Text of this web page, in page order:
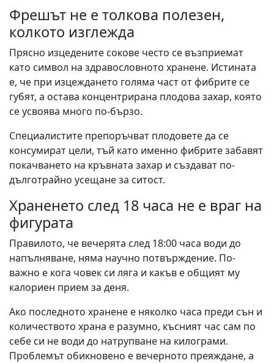
Фрешът не е толкова полезен,
колкото изглежда
Прясно изцедените сокове често се възприемат
като символ на здравословното хранене. Истината
е, че при изцеждането голяма част от фибрите се
губят, а остава концентрирана плодова захар, която
се усвоява много по-бързо.
Специалистите препоръчват плодовете да се
консумират цели, тъй като именно фибрите забавят
покачването на кръвната захар и създават по-
дълготрайно усещане за ситост.
Храненето след 18 часа не е враг на
фигурата
Правилото, че вечерята след 18:00 часа води до
напълняване, няма научно потвърждение. По-
важно е кога човек си ляга и какъв е общият му
калориен прием за деня.
Ако последното хранене е няколко часа преди сън и
количеството храна е разумно, късният час сам по
себе си не води до натрупване на килограми.
Проблемът обикновено е вечерното преяждане, а